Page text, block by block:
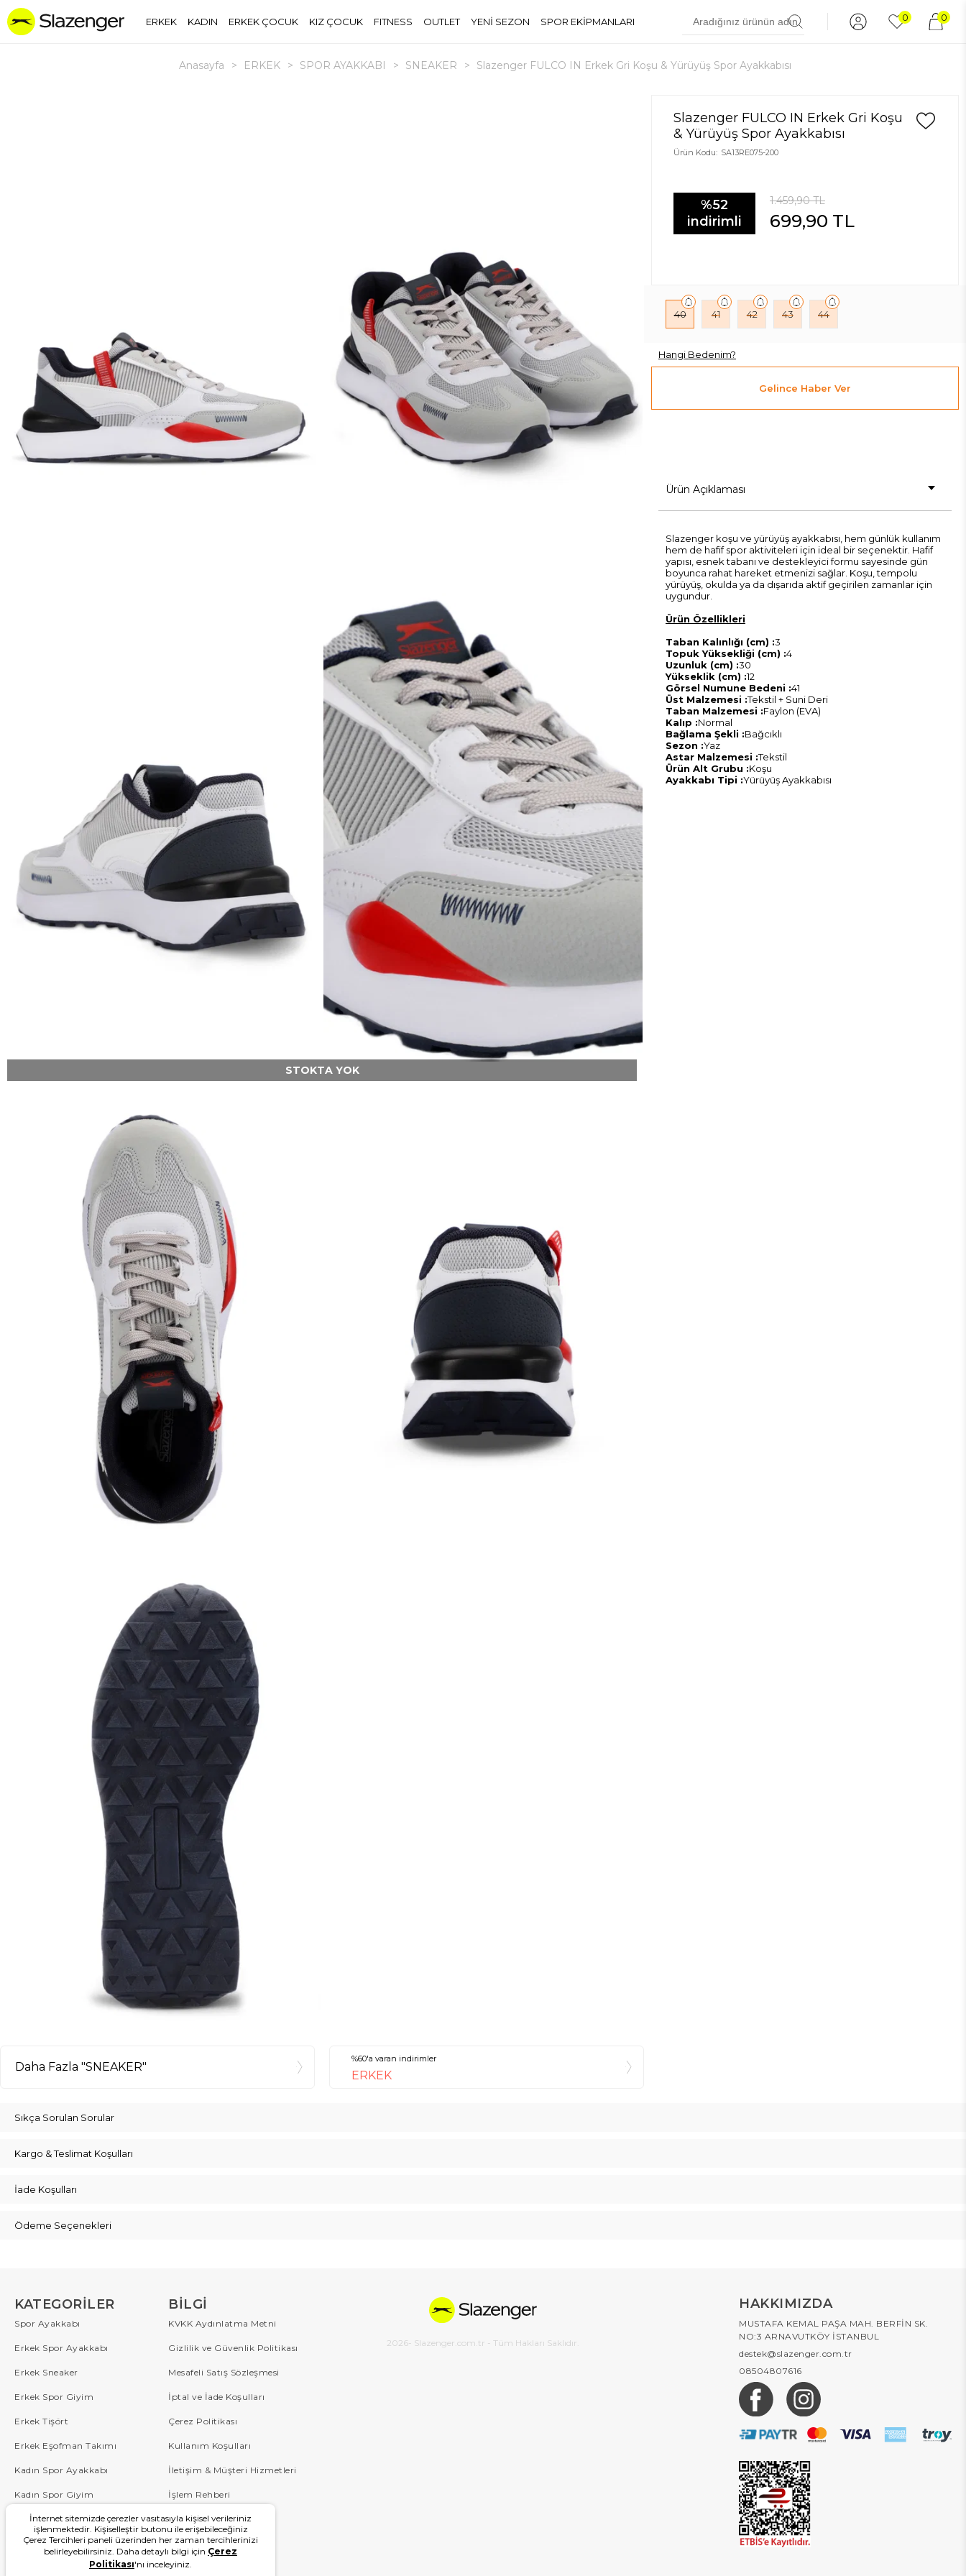
ERKEK KADIN ERKEK ÇOCUK KIZ ÇOCUK FITNESS OUTLET YENİ SEZON SPOR EKİPMANLARI 0 0
Anasayfa > ERKEK > SPOR AYAKKABI > SNEAKER > Slazenger FULCO IN Erkek Gri Koşu & Yürüyüş Spor Ayakkabısı
STOKTA YOK
Daha Fazla "SNEAKER"
%60'a varan indirimler
ERKEK
Slazenger FULCO IN Erkek Gri Koşu
& Yürüyüş Spor Ayakkabısı
Ürün Kodu: SA13RE075-200
%52
indirimli
1.459,90TL
699,90 TL
40 41 42 43 44
Hangi Bedenim?
Gelince Haber Ver
Ürün Açıklaması
Slazenger koşu ve yürüyüş ayakkabısı, hem günlük kullanım
hem de hafif spor aktiviteleri için ideal bir seçenektir. Hafif
yapısı, esnek tabanı ve destekleyici formu sayesinde gün
boyunca rahat hareket etmenizi sağlar. Koşu, tempolu
yürüyüş, okulda ya da dışarıda aktif geçirilen zamanlar için
uygundur.
Ürün Özellikleri
Taban Kalınlığı (cm) :3
Topuk Yüksekliği (cm) :4
Uzunluk (cm) :30
Yükseklik (cm) :12
Görsel Numune Bedeni :41
Üst Malzemesi :Tekstil + Suni Deri
Taban Malzemesi :Faylon (EVA)
Kalıp :Normal
Bağlama Şekli :Bağcıklı
Sezon :Yaz
Astar Malzemesi :Tekstil
Ürün Alt Grubu :Koşu
Ayakkabı Tipi :Yürüyüş Ayakkabısı
Sıkça Sorulan Sorular
Kargo & Teslimat Koşulları
İade Koşulları
Ödeme Seçenekleri
KATEGORILER
Spor Ayakkabı
Erkek Spor Ayakkabı
Erkek Sneaker
Erkek Spor Giyim
Erkek Tişört
Erkek Eşofman Takımı
Kadın Spor Ayakkabı
Kadın Spor Giyim
Çocuk
Blog
BILGI
KVKK Aydınlatma Metni
Gizlilik ve Güvenlik Politikası
Mesafeli Satış Sözleşmesi
İptal ve İade Koşulları
Çerez Politikası
Kullanım Koşulları
İletişim & Müşteri Hizmetleri
İşlem Rehberi
Sipariş Takip
Sıkça Sorulan Sorular
Kampanyalar
2026- Slazenger.com.tr - Tüm Hakları Saklıdır.
HAKKIMIZDA
MUSTAFA KEMAL PAŞA MAH. BERFİN SK.
NO:3 ARNAVUTKÖY İSTANBUL
destek@slazenger.com.tr
08504807616
İnternet sitemizde çerezler vasıtasıyla kişisel verileriniz
işlenmektedir. Kişiselleştir butonu ile erişebileceğiniz
Çerez Tercihleri paneli üzerinden her zaman tercihlerinizi
belirleyebilirsiniz. Daha detaylı bilgi için Çerez
Politikası'nı inceleyiniz.